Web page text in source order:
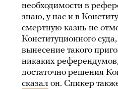
необходимости в
знаю, у нас и в
смертную казнь не
Конституционного
вынесение такого
никаких
достаточно решения
сказал он. Спикер